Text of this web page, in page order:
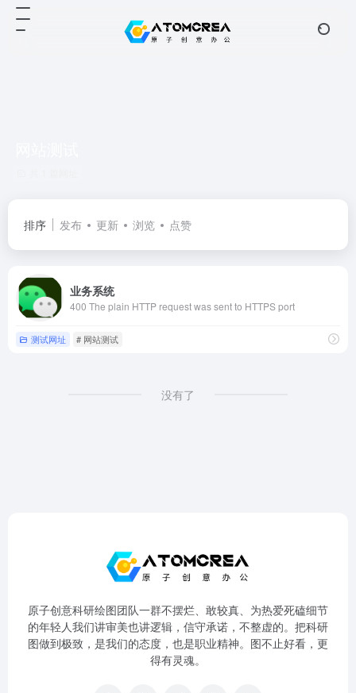
排序 发布 更新 浏览 点赞
业务系统
400 The plain HTTP request was sent to HTTPS port
测试网址 # 网站测试
没有了
原子创意科研绘图团队一群不摆烂、敢较真、为热爱死磕细节
的年轻人我们讲审美也讲逻辑，信守承诺，不整虚的。把科研
图做到极致，是我们的态度，也是职业精神。图不止好看，更
得有灵魂。